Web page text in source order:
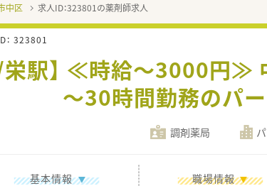
中区 求人ID：323801の薬剤師求人
323801
栄駅】 ≪時給～3000円≫
～30時間勤務のパー
調剤薬局
基本情報 職場情報